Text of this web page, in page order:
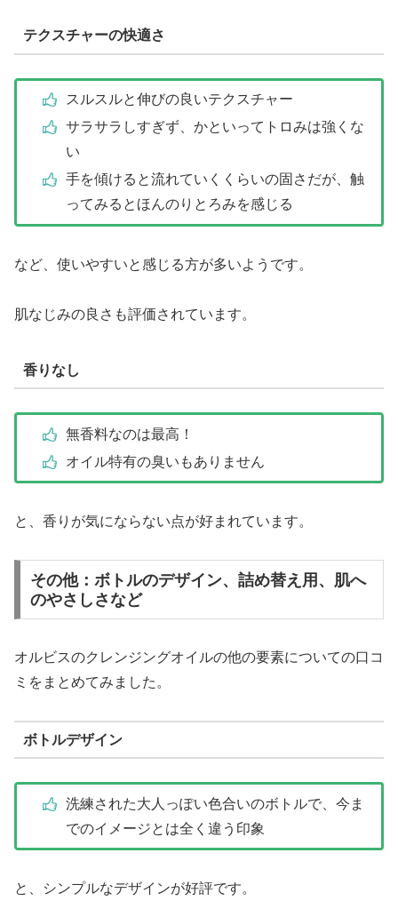
テクスチャーの快適さ
スルスルと伸びの良いテクスチャー
サラサラしすぎず、かといってトロみは強くな
い
手を傾けると流れていくくらいの固さだが、触
ってみるとほんのりとろみを感じる
など、使いやすいと感じる方が多いようです。
肌なじみの良さも評価されています。
香りなし
無香料なのは最高！
オイル特有の臭いもありません
と、香りが気にならない点が好まれています。
その他：ボトルのデザイン、詰め替え用、肌へ
のやさしさなど
オルビスのクレンジングオイルの他の要素についての口コ
ミをまとめてみました。
ボトルデザイン
洗練された大人っぽい色合いのボトルで、今ま
でのイメージとは全く違う印象
と、シンプルなデザインが好評です。